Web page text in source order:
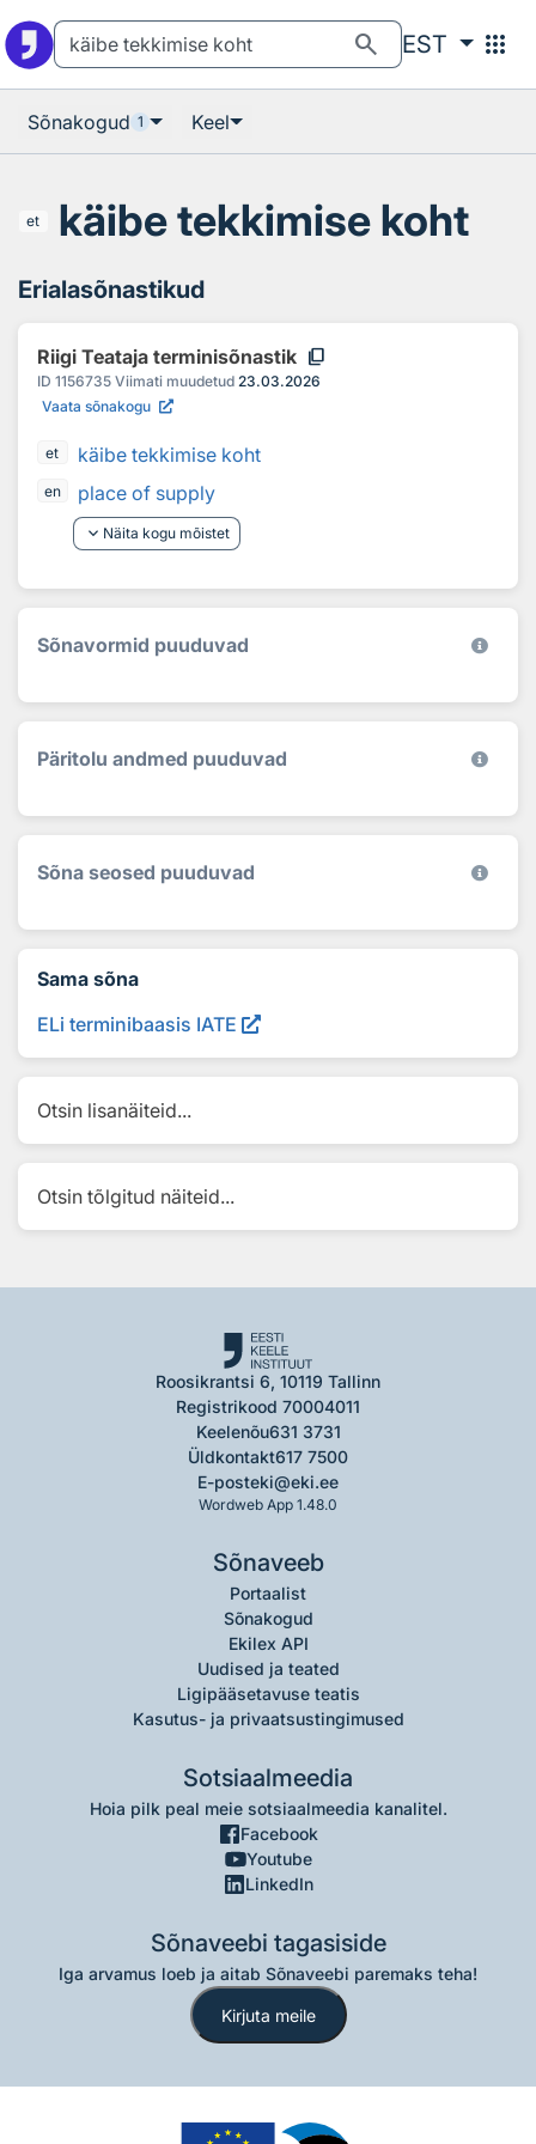
search EST apps
Sõnakogud 1 Keel
et käibe tekkimise koht
Erialasõnastikud
Riigi Teataja terminisõnastik content_copy
ID 1156735 Viimati muudetud 23.03.2026
Vaata sõnakogu
et käibe tekkimise koht
en
place of supply
keyboard_arrow_down Näita kogu mõistet
Sõnavormid puuduvad
Päritolu andmed puuduvad
Sõna seosed puuduvad
Sama sõna
ELi terminibaasis IATE
Otsin lisanäiteid...
Otsin tõlgitud näiteid...
Roosikrantsi 6, 10119 Tallinn
Registrikood 70004011
Keelenõu631 3731
Üldkontakt617 7500
E-posteki@eki.ee
Wordweb App 1.48.0
Sõnaveeb
Portaalist
Sõnakogud
Ekilex API
Uudised ja teated
Ligipääsetavuse teatis
Kasutus- ja privaatsustingimused
Sotsiaalmeedia
Hoia pilk peal meie sotsiaalmeedia kanalitel.
Facebook
Youtube
LinkedIn
Sõnaveebi tagasiside
Iga arvamus loeb ja aitab Sõnaveebi paremaks teha!
Kirjuta meile